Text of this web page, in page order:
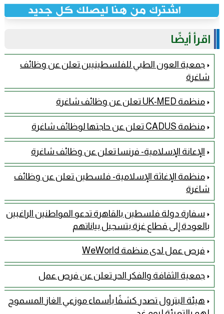
اقرأ أيضًا
جمعية العون الطبي للفلسطينيين تعلن عن وظائف
شاغرة
منظمة UK-MED تعلن عن وظائف شاغرة
منظمة CADUS تعلن عن حاجتها لوظائف شاغرة
الإعانة الإسلامية- فرنسا تعلن عن وظائف شاغرة
منظمة الإغاثة الإسلامية- فلسطين تعلن عن وظائف
شاغرة
سفارة دولة فلسطين بالقاهرة تدعو المواطنين الراغبين
بالعودة إلى قطاع غزة بتسجيل بياناتهم
فرص عمل لدى منظمة WeWorld
جمعية الثقافة والفكر الحر تعلن عن فرص عمل
هيئة البترول تصدر كشفًا بأسماء موزعي الغاز المسموح